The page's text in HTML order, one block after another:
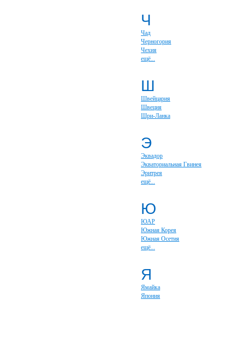
Ч
Чад
Черногория
Чехия
ещё...
Ш
Швейцария
Швеция
Шри-Ланка
Э
Эквадор
Экваториальная Гвинея
Эритрея
ещё...
Ю
ЮАР
Южная Корея
Южная Осетия
ещё...
Я
Ямайка
Япония